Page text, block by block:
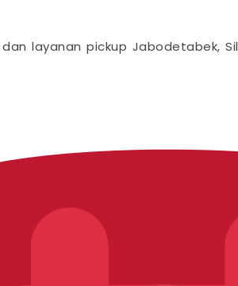
layanan pickup Jabodetabek,